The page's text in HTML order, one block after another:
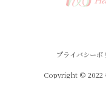
プライバシーポ
Copyright © 2022